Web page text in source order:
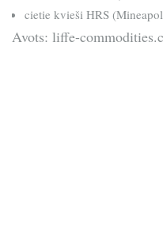
cietie kvieši HRS
Avots: liffe-